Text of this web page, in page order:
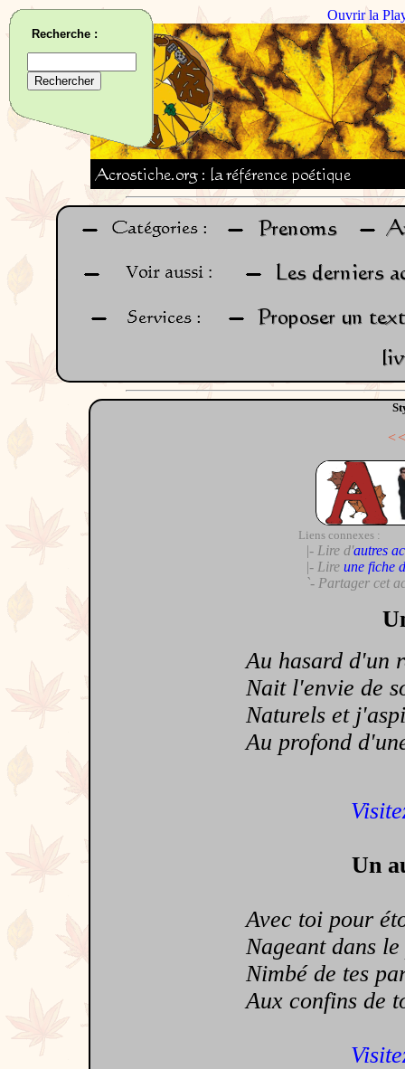
Ouvrir la
Liens connexes :
|- Lire d'autres
|- Lire une fiche
`- Partager cet
Au hasard d'un
Nait l'envie de
Naturels et
Au profond
Un
Avec toi pour
Nageant dans le
Nimbé de tes
Aux confins de
Recherche :